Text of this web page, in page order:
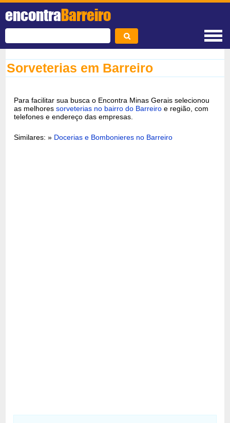
encontraBarreiro
Sorveterias em Barreiro
Para facilitar sua busca o Encontra Minas Gerais selecionou
as melhoressorveterias no bairro do Barreiro e região, com
telefones e endereço das empresas.
Similares: » Docerias e Bombonieres no Barreiro